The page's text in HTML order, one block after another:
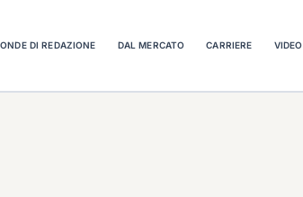
DI REDAZIONE DAL MERCATO CARRIERE VIDEO